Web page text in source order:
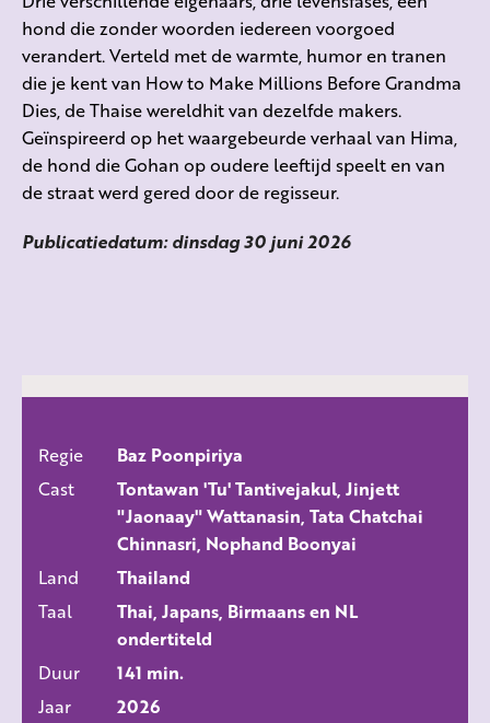
hond die zonder woorden iedereen voorgoed
verandert. Verteld met de warmte, humor en tranen
die je kent van How to Make Millions Before Grandma
Dies, de Thaise wereldhit van dezelfde makers.
Geïnspireerd op het waargebeurde verhaal van Hima,
de hond die Gohan op oudere leeftijd speelt en van
de straat werd gered door de regisseur.
Publicatiedatum: dinsdag 30 juni 2026
ALLE FILMS
Regie
Baz Poonpiriya
Cast
Tontawan 'Tu' Tantivejakul, Jinjett
"Jaonaay" Wattanasin, Tata Chatchai
Chinnasri, Nophand Boonyai
Land
Thailand
Taal
Thai, Japans, Birmaans en NL
ondertiteld
Duur
141 min.
Jaar
2026